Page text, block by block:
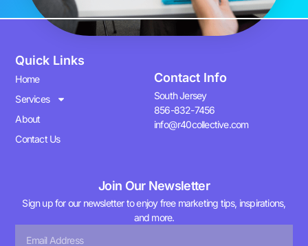
Quick Links
Home
Services
About
Contact Us
Contact Info
South Jersey
856-832-7456
info@r40collective.com
Join Our Newsletter
Sign up for our newsletter to enjoy free marketing tips, inspirations,
and more.